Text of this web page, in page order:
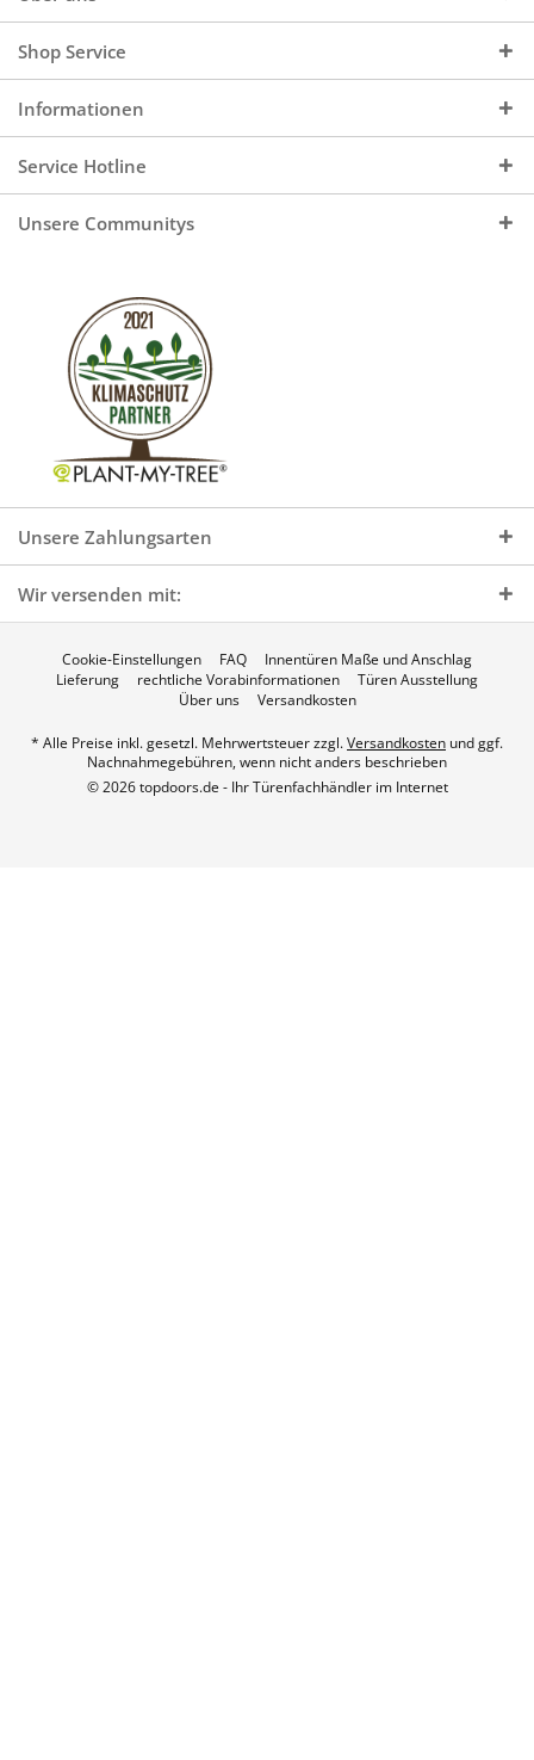
Shop Service
Informationen
Service Hotline
Unsere Communitys
Unsere Zahlungsarten
Wir versenden mit:
Cookie-Einstellungen FAQ
Innentüren Maße und Anschlag
Lieferung
rechtliche Vorabinformationen
Türen Ausstellung
Über uns
Versandkosten
* Alle Preise inkl. gesetzl. Mehrwertsteuer zzgl.Versandkosten und ggf.
Nachnahmegebühren, wenn nicht anders beschrieben
© 2026 topdoors.de - Ihr Türenfachhändler im Internet